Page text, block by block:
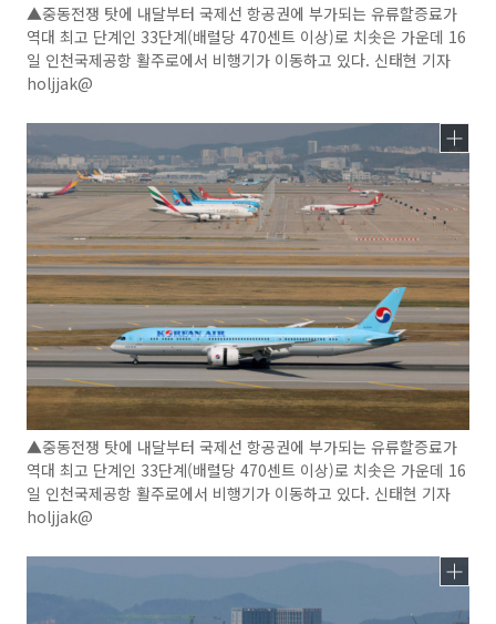
▲중동전쟁 탓에 내달부터 국제선 항공권에 부가되는 유류할증료가
역대 최고 단계인 33단계(배럴당 470센트 이상)로 치솟은 가운데 16
일 인천국제공항 활주로에서 비행기가 이동하고 있다. 신태현 기자
holjjak@
▲중동전쟁 탓에 내달부터 국제선 항공권에 부가되는 유류할증료가
역대 최고 단계인 33단계(배럴당 470센트 이상)로 치솟은 가운데 16
일 인천국제공항 활주로에서 비행기가 이동하고 있다. 신태현 기자
holjjak@